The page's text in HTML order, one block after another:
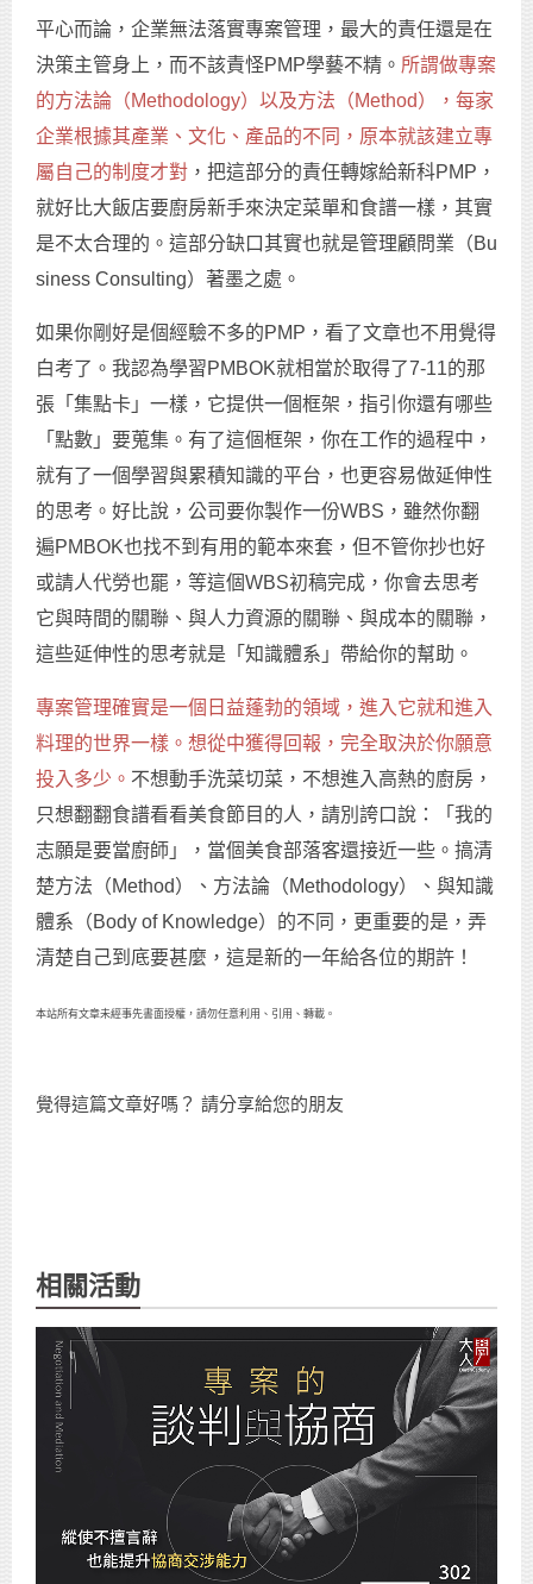
平心而論，企業無法落實專案管理，最大的責任還是在
決策主管身上，而不該責怪PMP學藝不精。 所謂做專案
的方法論（Methodology）以及方法（Method），每家
企業根據其產業、文化、產品的不同，原本就該建立專
屬自己的制度才對 ，把這部分的責任轉嫁給新科PMP，
就好比大飯店要廚房新手來決定菜單和食譜一樣，其實
是不太合理的。這部分缺口其實也就是管理顧問業（Bu
siness Consulting）著墨之處。
如果你剛好是個經驗不多的PMP，看了文章也不用覺得
白考了。我認為學習PMBOK就相當於取得了7-11的那
張「集點卡」一樣，它提供一個框架，指引你還有哪些
「點數」要蒐集。有了這個框架，你在工作的過程中，
就有了一個學習與累積知識的平台，也更容易做延伸性
的思考。好比說，公司要你製作一份WBS，雖然你翻
遍PMBOK也找不到有用的範本來套，但不管你抄也好
或請人代勞也罷，等這個WBS初稿完成，你會去思考
它與時間的關聯、與人力資源的關聯、與成本的關聯，
這些延伸性的思考就是「知識體系」帶給你的幫助。
專案管理確實是一個日益蓬勃的領域，進入它就和進入
料理的世界一樣。想從中獲得回報，完全取決於你願意
投入多少。 不想動手洗菜切菜，不想進入高熱的廚房，
只想翻翻食譜看看美食節目的人，請別誇口說：「我的
志願是要當廚師」，當個美食部落客還接近一些。搞清
楚方法（Method）、方法論（Methodology）、與知識
體系（Body of Knowledge）的不同，更重要的是，弄
清楚自己到底要甚麼，這是新的一年給各位的期許！
本站所有文章未經事先書面授權，請勿任意利用、引用、轉載。
覺得這篇文章好嗎？ 請分享給您的朋友
相關活動